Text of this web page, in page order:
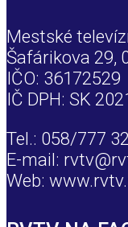
Mestské
Šafárikova 29,
IČO: 36172529
IČ DPH: SK
Tel.: 058/777
E-mail:
Web: